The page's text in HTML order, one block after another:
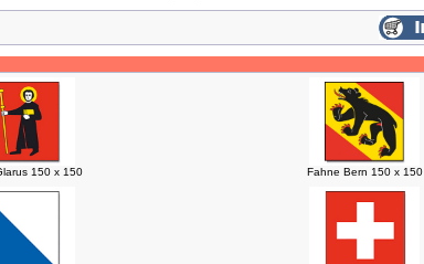
150 x 150 Fahne Bern 150 x 150